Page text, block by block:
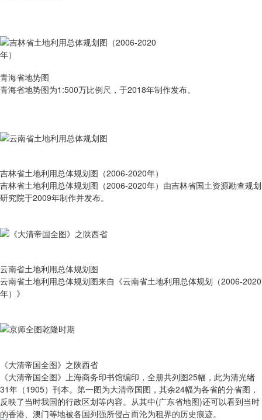
青海省地势图
青海省地势图为1:500万比例尺，于2018年制作发布。
吉林省土地利用总体规划图（2006-2020年）
吉林省土地利用总体规划图（2006-2020年）由吉林省国土资源勘查规划
研究院于2009年制作并发布。
云南省土地利用总体规划图
云南省土地利用总体规划图来自《云南省土地利用总体规划（2006-2020
年）》
《大清帝国全图》之陕西省
《大清帝国全图》上海商务印书馆编印，全册共列图25幅，此为清光绪
31年（1905）刊本。第一图为大清帝国图，其余24幅为各省的分省图，
反映了当时我国的行政区划等内容。从其中(广东省地图)还可以看到当时
的香港、澳门等地被各国列强所侵占而沦为租界的历史痕迹。